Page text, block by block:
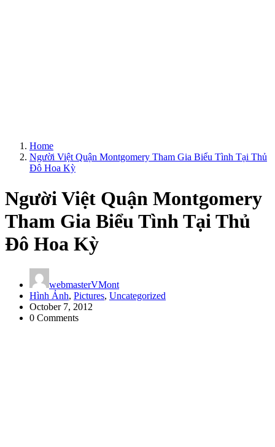
Home
Người Việt Quận Montgomery Tham Gia Biểu Tình Tại Thủ
Đô Hoa Kỳ
Người Việt Quận Montgomery
Tham Gia Biểu Tình Tại Thủ
Đô Hoa Kỳ
webmasterVMont
Hình Ảnh, Pictures, Uncategorized
October 7, 2012
0 Comments